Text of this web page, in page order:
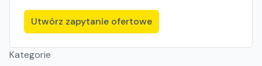
Utwórz zapytanie ofertowe
Kategorie